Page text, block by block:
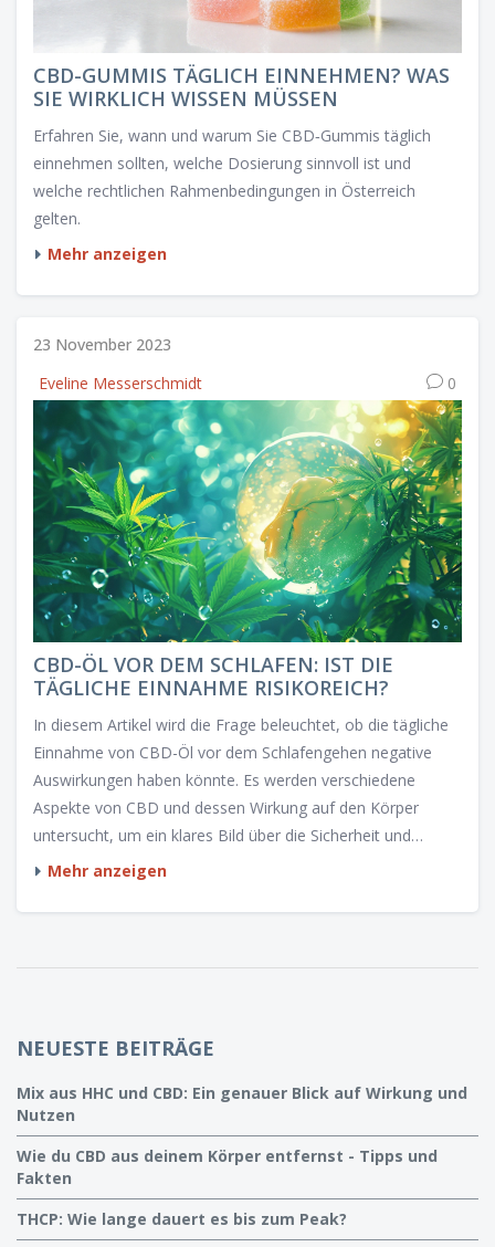
CBD-GUMMIS TÄGLICH EINNEHMEN? WAS
SIE WIRKLICH WISSEN MÜSSEN
Erfahren Sie, wann und warum Sie CBD‑Gummis täglich
einnehmen sollten, welche Dosierung sinnvoll ist und
welche rechtlichen Rahmenbedingungen in Österreich
gelten.
Mehr anzeigen
23 November 2023
Eveline Messerschmidt
0
CBD-ÖL VOR DEM SCHLAFEN: IST DIE
TÄGLICHE EINNAHME RISIKOREICH?
In diesem Artikel wird die Frage beleuchtet, ob die tägliche
Einnahme von CBD-Öl vor dem Schlafengehen negative
Auswirkungen haben könnte. Es werden verschiedene
Aspekte von CBD und dessen Wirkung auf den Körper
untersucht, um ein klares Bild über die Sicherheit und
mögliche Gesundheitsvorteile zu vermitteln. Leserinnen und
Fakten zum Thema.
Mehr anzeigen
NEUESTE BEITRÄGE
Mix aus HHC und CBD: Ein genauer Blick auf Wirkung und
Nutzen
Wie du CBD aus deinem Körper entfernst - Tipps und
Fakten
THCP: Wie lange dauert es bis zum Peak?